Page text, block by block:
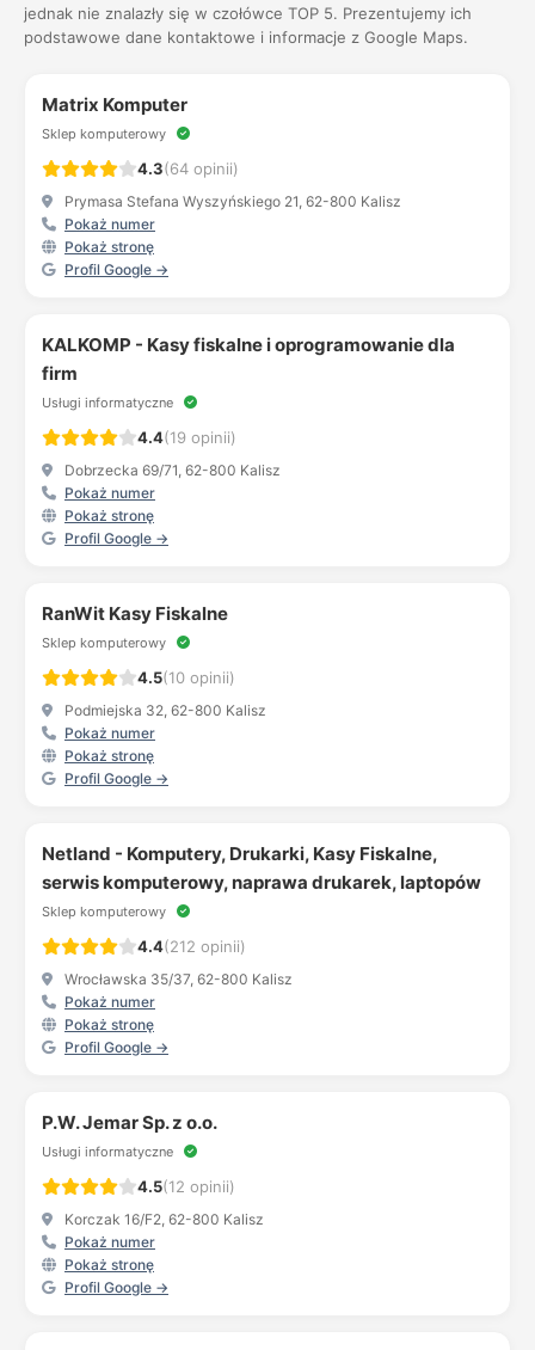
jednak nie znalazły się w czołówce TOP 5. Prezentujemy ich
podstawowe dane kontaktowe i informacje z Google Maps.
Matrix Komputer
Sklep komputerowy
4.3(64 opinii)
Prymasa Stefana Wyszyńskiego 21, 62-800 Kalisz
Pokaż numer
Pokaż stronę
Profil Google →
KALKOMP - Kasy fiskalne i oprogramowanie dla
firm
Usługi informatyczne
4.4(19 opinii)
Dobrzecka 69/71, 62-800 Kalisz
Pokaż numer
Pokaż stronę
Profil Google →
RanWit Kasy Fiskalne
Sklep komputerowy
4.5(10 opinii)
Podmiejska 32, 62-800 Kalisz
Pokaż numer
Pokaż stronę
Profil Google →
Netland - Komputery, Drukarki, Kasy Fiskalne,
serwis komputerowy, naprawa drukarek, laptopów
Sklep komputerowy
4.4(212 opinii)
Wrocławska 35/37, 62-800 Kalisz
Pokaż numer
Pokaż stronę
Profil Google →
P.W. Jemar Sp. z o.o.
Usługi informatyczne
4.5(12 opinii)
Korczak 16/F2, 62-800 Kalisz
Pokaż numer
Pokaż stronę
Profil Google →